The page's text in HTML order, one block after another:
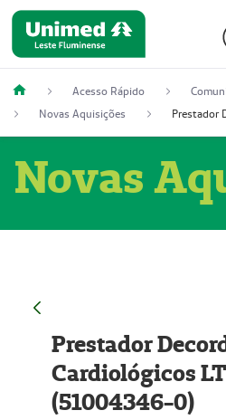
Acesso Rápido
Novas Aquisições
Novas
Prestador
Cardiológicos
(51004346-0)